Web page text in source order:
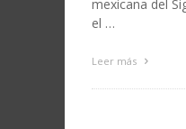
mexicana del
el …
Leer más